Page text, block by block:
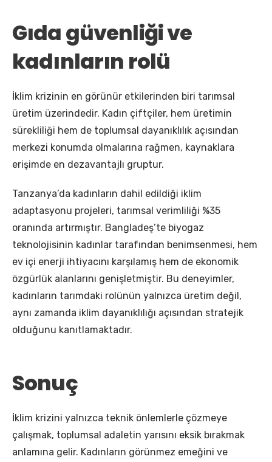
Gıda güvenliği ve
kadınların rolü
İklim krizinin en görünür etkilerinden biri tarımsal
üretim üzerindedir. Kadın çiftçiler, hem üretimin
sürekliliği hem de toplumsal dayanıklılık açısından
merkezi konumda olmalarına rağmen, kaynaklara
erişimde en dezavantajlı gruptur.
Tanzanya’da kadınların dahil edildiği iklim
adaptasyonu projeleri, tarımsal verimliliği %35
oranında artırmıştır. Bangladeş’te biyogaz
teknolojisinin kadınlar tarafından benimsenmesi, hem
ev içi enerji ihtiyacını karşılamış hem de ekonomik
özgürlük alanlarını genişletmiştir. Bu deneyimler,
kadınların tarımdaki rolünün yalnızca üretim değil,
aynı zamanda iklim dayanıklılığı açısından stratejik
olduğunu kanıtlamaktadır.
Sonuç
İklim krizini yalnızca teknik önlemlerle çözmeye
çalışmak, toplumsal adaletin yarısını eksik bırakmak
anlamına gelir. Kadınların görünmez emeğini ve